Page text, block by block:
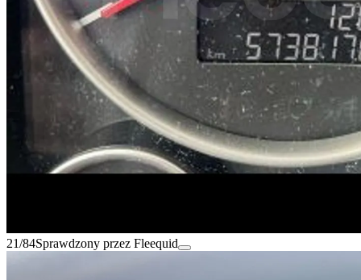
21/84Sprawdzony przez Fleequid